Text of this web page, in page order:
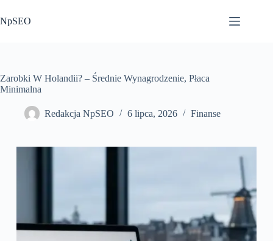
do
treści
NpSEO
Zarobki W Holandii? – Średnie Wynagrodzenie, Płaca
Minimalna
Redakcja NpSEO 6 lipca, 2026 Finanse